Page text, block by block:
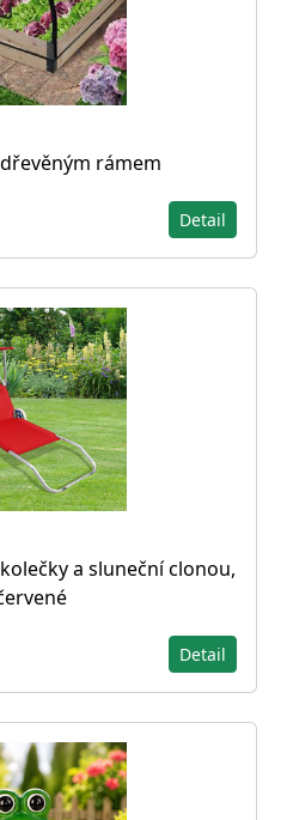
rámem
Detail
a sluneční clonou,
Detail